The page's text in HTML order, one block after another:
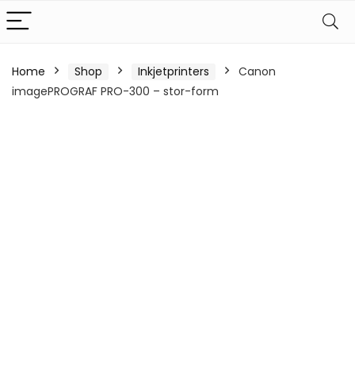
Home Shop Inkjetprinters
Canon
imagePROGRAF PRO-300 – stor-form